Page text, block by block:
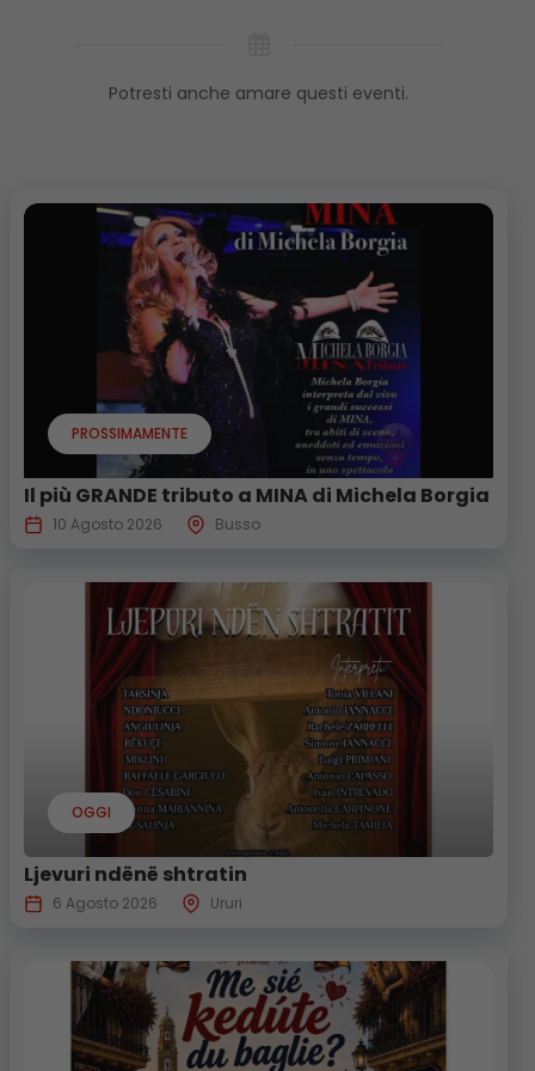
Potresti anche amare questi eventi.
PROSSIMAMENTE
Il più GRANDE tributo a MINA di Michela Borgia
10 Agosto 2026 Busso
OGGI
Ljevuri ndënë shtratin
6 Agosto 2026 Ururi